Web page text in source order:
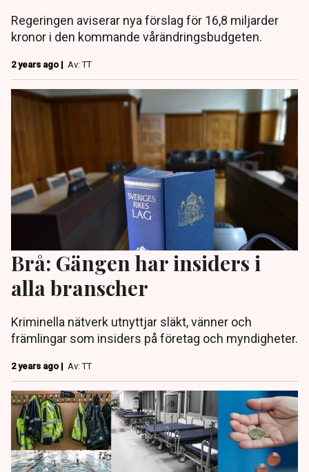
Regeringen aviserar nya förslag för 16,8 miljarder
kronor i den kommande vårändringsbudgeten.
2 years ago | Av: TT
Brå: Gängen har insiders i
alla branscher
Kriminella nätverk utnyttjar släkt, vänner och
främlingar som insiders på företag och myndigheter.
2 years ago | Av: TT